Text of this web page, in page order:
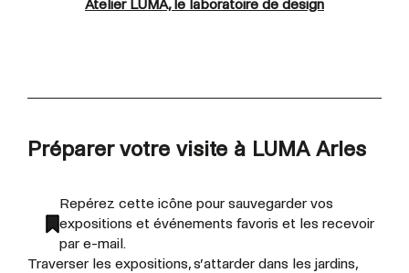
Atelier LUMA, le laboratoire de design
Préparer votre visite à LUMA Arles
Repérez cette icône pour sauvegarder vos
expositions et événements favoris et les recevoir
par e-mail.
Traverser les expositions, s’attarder dans les jardins,